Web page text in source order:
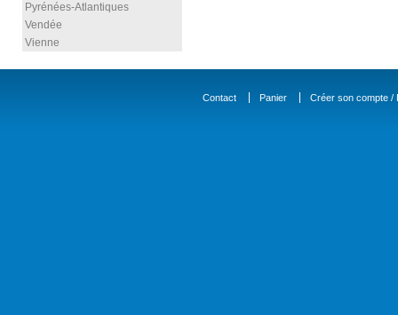
Pyrénées-Atlantiques
Vendée
Vienne
Contact Panier Créer son compte /